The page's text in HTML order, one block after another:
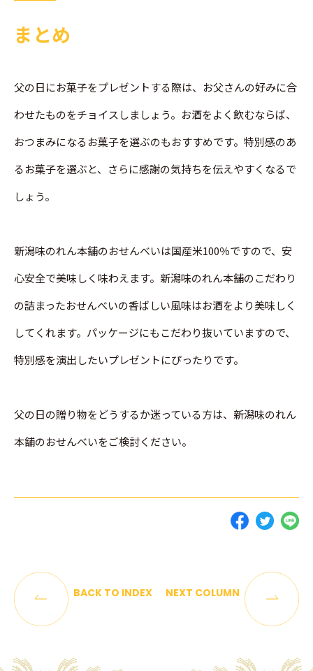
まとめ
父の日にお菓子をプレゼントする際は、お父さんの好みに合
わせたものをチョイスしましょう。お酒をよく飲むならば、
おつまみになるお菓子を選ぶのもおすすめです。特別感のあ
るお菓子を選ぶと、さらに感謝の気持ちを伝えやすくなるで
しょう。
新潟味のれん本舗のおせんべいは国産米100％ですので、安
心安全で美味しく味わえます。新潟味のれん本舗のこだわり
の詰まったおせんべいの香ばしい風味はお酒をより美味しく
してくれます。パッケージにもこだわり抜いていますので、
特別感を演出したいプレゼントにぴったりです。
父の日の贈り物をどうするか迷っている方は、新潟味のれん
本舗のおせんべいをご検討ください。
BACK TO INDEX NEXT COLUMN